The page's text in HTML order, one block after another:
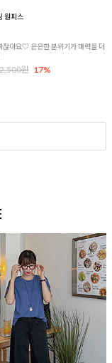
원피스
잖아요♡ 은은한 분위기가 매력을 더
원 17%